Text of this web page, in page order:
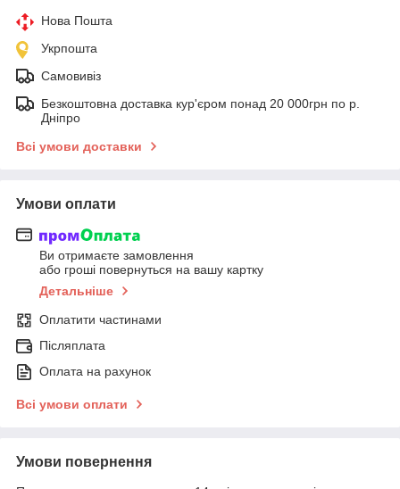
Нова Пошта
Укрпошта
Самовивіз
Безкоштовна доставка кур'єром понад 20 000грн по р.
Дніпро
Всі умови доставки
Умови оплати
Ви отримаєте замовлення
або гроші повернуться на вашу картку
Детальніше
Оплатити частинами
Післяплата
Оплата на рахунок
Всі умови оплати
Умови повернення